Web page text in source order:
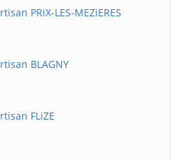
PRiX-LES-MEZiERES
BLAGNY
FLiZE